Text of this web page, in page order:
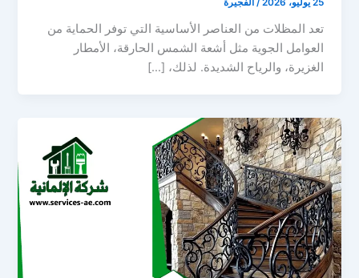
25 يوليو، 2026 / الفجيرة
تعد المظلات من العناصر الأساسية التي توفر الحماية من
العوامل الجوية مثل أشعة الشمس الحارقة، الأمطار
الغزيرة، والرياح الشديدة. لذلك، […]